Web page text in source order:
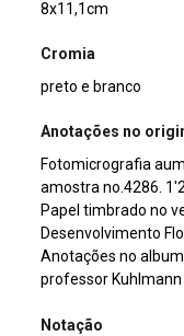
8x11,1cm
Cromia
preto e branco
Anotações no
Fotomicrografia
amostra no.4286.
Papel timbrado no
Desenvolvimento
Anotações no
professor
Notação